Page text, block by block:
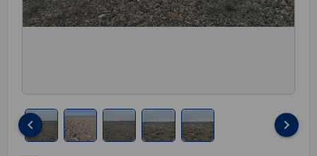
keyboard_arrow_left keyboard_arrow_right